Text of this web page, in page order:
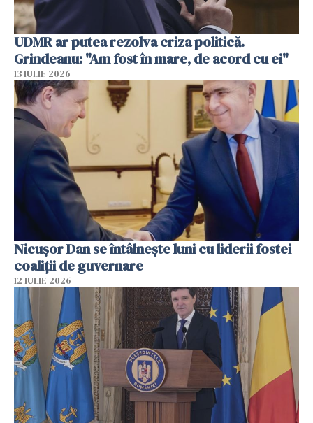
UDMR ar putea rezolva criza politică.
Grindeanu: "Am fost în mare, de acord cu ei"
13 IULIE 2026
Nicuşor Dan se întâlnește luni cu liderii fostei
coaliţii de guvernare
12 IULIE 2026